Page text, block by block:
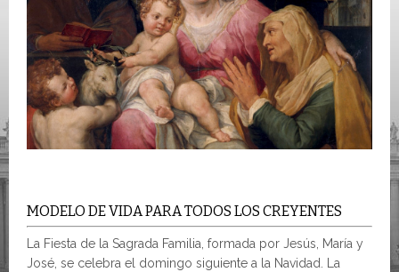
MODELO DE VIDA PARA TODOS LOS CREYENTES
La Fiesta de la Sagrada Familia, formada por Jesús, María y
José, se celebra el domingo siguiente a la Navidad. La